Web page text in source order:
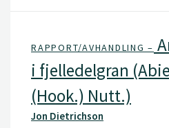
RAPPORT/AVHANDLING –
i fjelledelgran
(Hook.) Nutt.)
Jon Dietrichson